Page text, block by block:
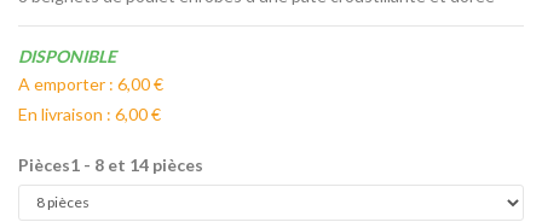
Disponibilité:
DISPONIBLE
A emporter : 6,00 €
En livraison : 6,00 €
Pièces1 - 8 et 14 pièces